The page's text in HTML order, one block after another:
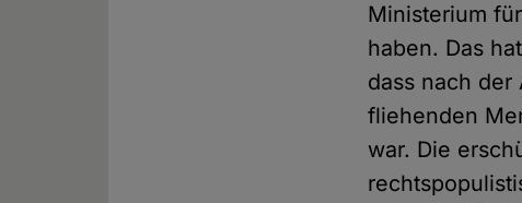
Ministerium
haben. Das
dass nach
fliehenden
war. Die